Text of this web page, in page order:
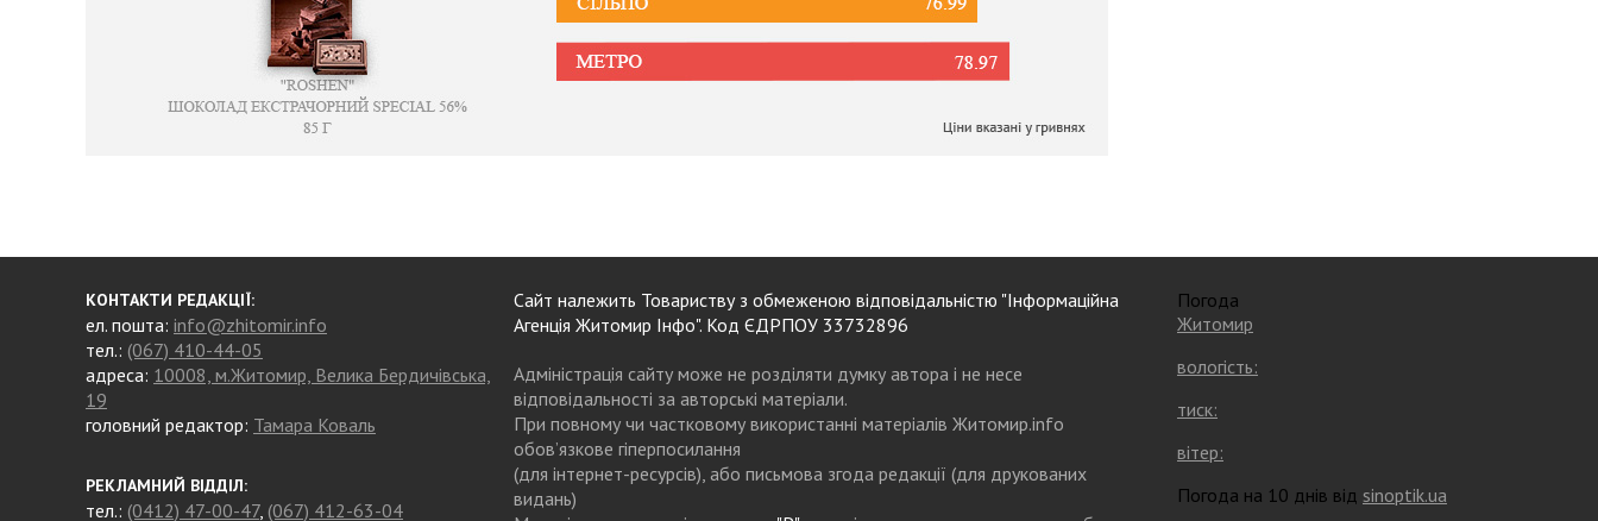
КОНТАКТИ РЕДАКЦІЇ:
ел. пошта: info@zhitomir.info
тел.: (067) 410-44-05
адреса: 10008, м.Житомир, Велика Бердичівська,
19
головний редактор: Тамара Коваль
РЕКЛАМНИЙ ВІДДІЛ:
тел.: (0412) 47-00-47, (067) 412-63-04
Сайт належить Товариству з обмеженою відповідальністю "Інформаційна
Агенція Житомир Інфо". Код ЄДРПОУ 33732896
Адміністрація сайту може не розділяти думку автора і не несе
відповідальності за авторські матеріали.
При повному чи частковому використанні матеріалів Житомир.info
обов’язкове гіперпосилання
(для інтернет-ресурсів), або письмова згода редакції (для друкованих
видань)
Погода
Житомир
вологість:
тиск:
вітер:
Погода на 10 днів від sinoptik.ua